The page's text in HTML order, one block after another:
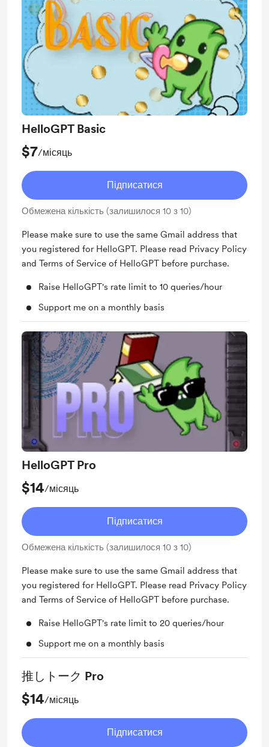
HelloGPT Basic
$7/місяць
Підписатися
Обмежена кількість (залишилося 10 з 10)
Please make sure to use the same Gmail address that
you registered for HelloGPT. Please read Privacy Policy
and Terms of Service of HelloGPT before purchase.
Raise HelloGPT's rate limit to 10 queries/hour
Support me on a monthly basis
HelloGPT Pro
$14/місяць
Підписатися
Обмежена кількість (залишилося 10 з 10)
Please make sure to use the same Gmail address that
you registered for HelloGPT. Please read Privacy Policy
and Terms of Service of HelloGPT before purchase.
Raise HelloGPT's rate limit to 20 queries/hour
Support me on a monthly basis
推しトーク Pro
$14/місяць
Підписатися